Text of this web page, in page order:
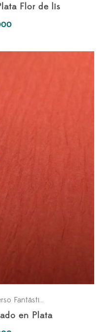
Flor de lis
Fantástico
en Plata